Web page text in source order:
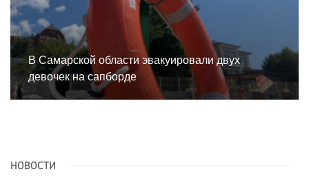
В Самарской области эвакуировали двух
девочек на сапборде
НОВОСТИ